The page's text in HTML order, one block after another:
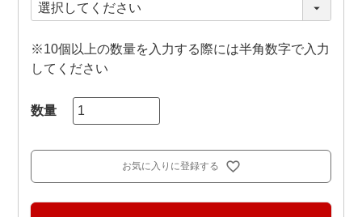
※10個以上の数量を入力する際には半角数字で入力
してください
お気に入りに登録する